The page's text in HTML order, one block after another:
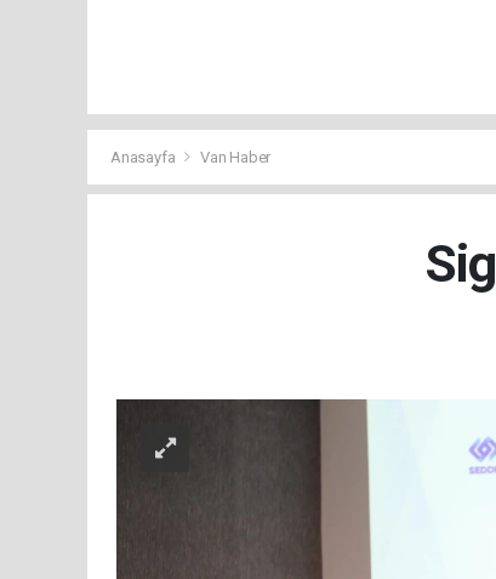
Anasayfa Van Haber